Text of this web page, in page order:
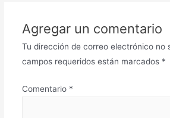
Agregar un comentario
Tu dirección de correo electrónico no
campos requeridos están marcados *
Comentario *